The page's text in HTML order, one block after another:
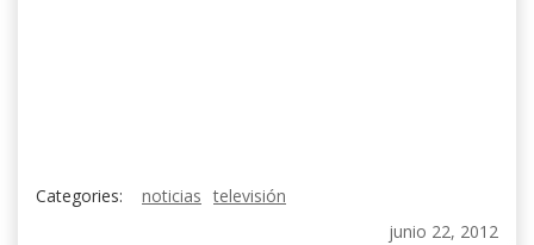
Categories: noticias televisión
junio 22, 2012